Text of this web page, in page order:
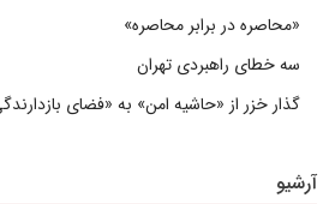
«محاصره در برابر محاصره»
سه خطای راهبردی تهران
گذار خزر از «حاشیه امن» به «فضای
آرشیو